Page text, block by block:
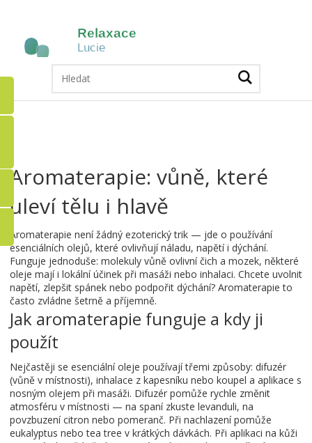
Aromaterapie: vůně, které
uleví tělu i hlavě
Aromaterapie není žádný ezoterický trik — jde o používání
esenciálních olejů, které ovlivňují náladu, napětí i dýchání.
Funguje jednoduše: molekuly vůně ovlivní čich a mozek, některé
oleje mají i lokální účinek při masáži nebo inhalaci. Chcete uvolnit
napětí, zlepšit spánek nebo podpořit dýchání? Aromaterapie to
často zvládne šetrně a příjemně.
Jak aromaterapie funguje a kdy ji
použít
Nejčastěji se esenciální oleje používají třemi způsoby: difuzér
(vůně v místnosti), inhalace z kapesníku nebo koupel a aplikace s
nosným olejem při masáži. Difuzér pomůže rychle změnit
atmosféru v místnosti — na spaní zkuste levanduli, na
povzbuzení citron nebo pomeranč. Při nachlazení pomůže
eukalyptus nebo tea tree v krátkých dávkách. Při aplikaci na kůži